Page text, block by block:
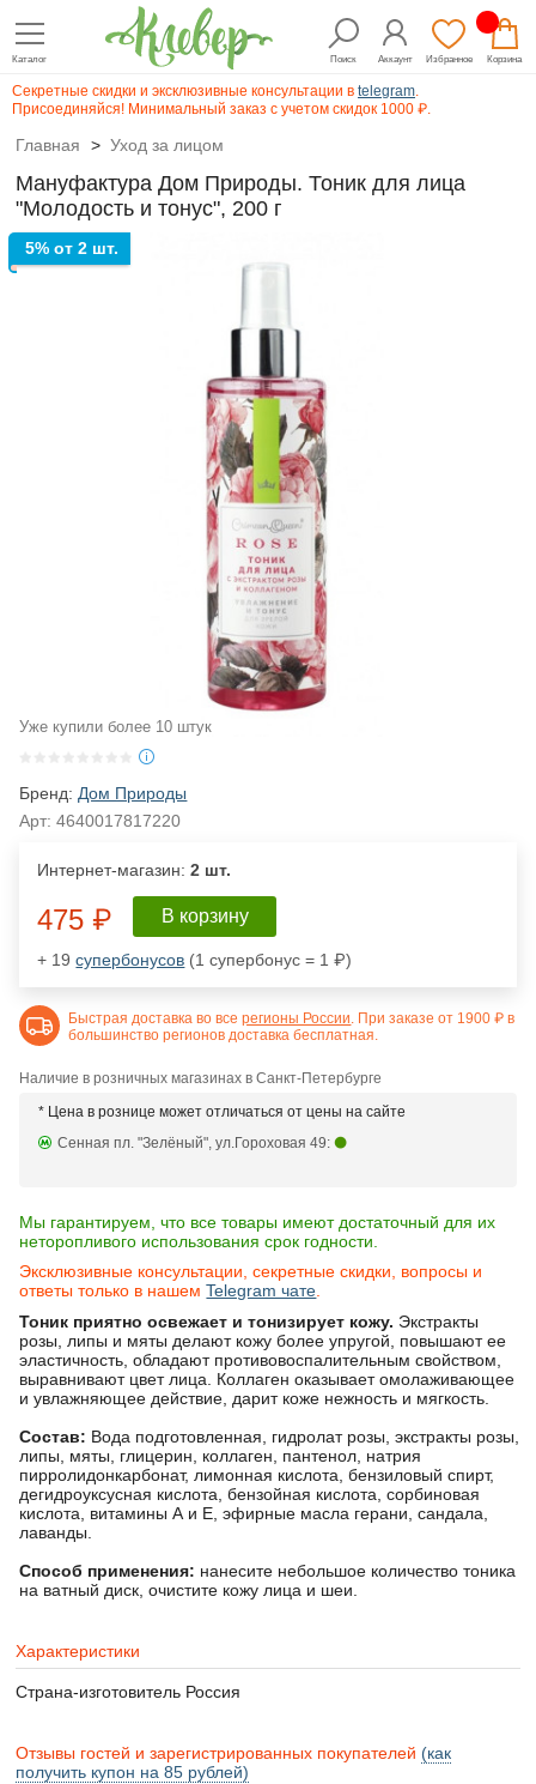
Каталог Поиск Аккаунт Избранное Корзина
Секретные скидки и эксклюзивные консультации в telegram.
Присоединяйся! Минимальный заказ с учетом скидок 1000 ₽.
Главная > Уход за лицом
Мануфактура Дом Природы. Тоник для лица
"Молодость и тонус", 200 г
5% от 2 шт.
Уже купили более 10 штук
Бренд: Дом Природы
Арт:4640017817220
Интернет-магазин:2 шт.
475 ₽ В корзину
+ 19супербонусов (1 супербонус = 1 ₽)
Быстрая доставка во всерегионы России . При заказе от 1900 ₽ в
большинство регионов доставка бесплатная.
Наличие в розничных магазинах в Санкт-Петербурге
* Цена в рознице может отличаться от цены на сайте
Сенная пл. "Зелёный", ул.Гороховая 49:
Мы гарантируем, что все товары имеют достаточный для их
неторопливого использования срок годности.
Эксклюзивные консультации, секретные скидки, вопросы и
ответы только в нашемTelegram чате.
Тоник приятно освежает и тонизирует кожу. Экстракты
розы, липы и мяты делают кожу более упругой, повышают ее
эластичность, обладают противовоспалительным свойством,
выравнивают цвет лица. Коллаген оказывает омолаживающее
и увлажняющее действие, дарит коже нежность и мягкость.
Состав: Вода подготовленная, гидролат розы, экстракты розы,
липы, мяты, глицерин, коллаген, пантенол, натрия
пирролидонкарбонат, лимонная кислота, бензиловый спирт,
дегидроуксусная кислота, бензойная кислота, сорбиновая
кислота, витамины А и Е, эфирные масла герани, сандала,
лаванды.
Способ применения: нанесите небольшое количество тоника
на ватный диск, очистите кожу лица и шеи.
Характеристики
Страна-изготовитель Россия
Отзывы гостей и зарегистрированных покупателей (как
получить купон на 85 рублей)